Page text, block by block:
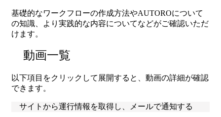
基礎的なワークフローの作成方法やAUTOROについて
の知識、より実践的な内容についてなどがご確認いただ
けます。
動画一覧
以下項目をクリックして展開すると、動画の詳細が確認
できます。
サイトから運行情報を取得し、メールで通知する